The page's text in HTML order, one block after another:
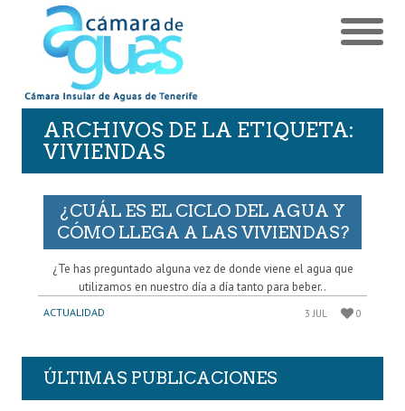
ARCHIVOS DE LA ETIQUETA:
VIVIENDAS
¿CUÁL ES EL CICLO DEL AGUA Y
CÓMO LLEGA A LAS VIVIENDAS?
¿Te has preguntado alguna vez de donde viene el agua que
utilizamos en nuestro día a día tanto para beber..
ACTUALIDAD 3 JUL 0
ÚLTIMAS PUBLICACIONES